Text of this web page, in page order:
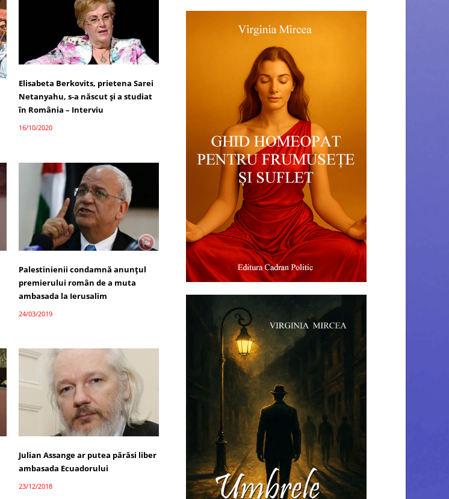
Elisabeta Berkovits, prietena Sarei
Netanyahu, s-a născut și a studiat
în România – Interviu
16/10/2020
Palestinienii condamnă anunţul
premierului român de a muta
ambasada la Ierusalim
24/03/2019
Julian Assange ar putea părăsi liber
ambasada Ecuadorului
23/12/2018